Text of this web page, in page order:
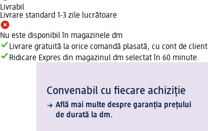
Livrabil
Livrare standard 1-3 zile lucrătoare
Nu este disponibil în magazinele dm
Livrare gratuită la orice comandă plasată, cu cont de client
Ridicare Expres din magazinul dm selectat în 60 minute.
Convenabil cu fiecare achiziție
Află mai multe despre garanția prețului
de durată la dm.